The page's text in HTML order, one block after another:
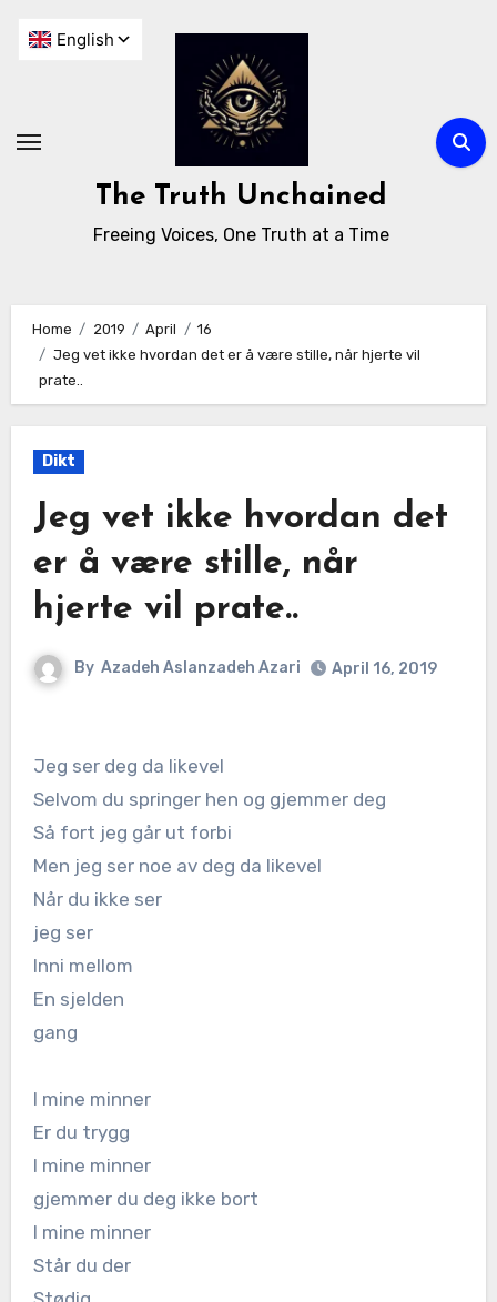
The Truth Unchained
Freeing Voices, One Truth at a Time
Home 2019 April
16
Jeg vet ikke hvordan det er å være stille, når hjerte vil
prate..
Dikt
Jeg vet ikke hvordan det
er å være stille, når
hjerte vil prate..
By Azadeh Aslanzadeh Azari April 16, 2019
Jeg ser deg da likevel
Selvom du springer hen og gjemmer deg
Så fort jeg går ut forbi
Men jeg ser noe av deg da likevel
Når du ikke ser
jeg ser
Inni mellom
En sjelden
gang
I mine minner
Er du trygg
I mine minner
gjemmer du deg ikke bort
I mine minner
Står du der